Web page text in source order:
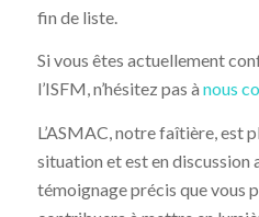
fin de liste.
Si vous êtes actuellement
l’ISFM, n’hésitez pas à nous
L’ASMAC, notre faîtière, est
situation et est en discussion
témoignage précis que vous